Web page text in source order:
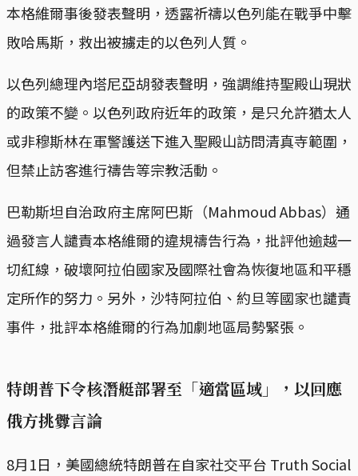
本格維爾事後發表聲明，透露祈禱以色列能在戰爭中擊
敗哈馬斯，救出被擄走的以色列人質。
以色列總理內塔尼亞胡發表聲明，強調維持聖殿山現狀
的政策不變。以色列政府近年的政策，是只允許猶太人
或非穆斯林在軍警護送下進入聖殿山訪問清真寺範圍，
但禁止訪客進行禱告等宗教活動。
巴勒斯坦自治政府主席阿巴斯（Mahmoud Abbas）通
過發言人譴責本格維爾的違規禱告行為，批評他逾越一
切紅線，破壞阿拉伯國家及國際社會為恢復地區和平穩
定所作的努力。另外，沙特阿拉伯、約旦等國家也譴責
事件，批評本格維爾的行為加劇地區局勢緊張。
特朗普下令核潛艇部署至「適當區域」，以回應
俄方挑釁言論
8月1日，美國總統特朗普在自家社交平台 Truth Social